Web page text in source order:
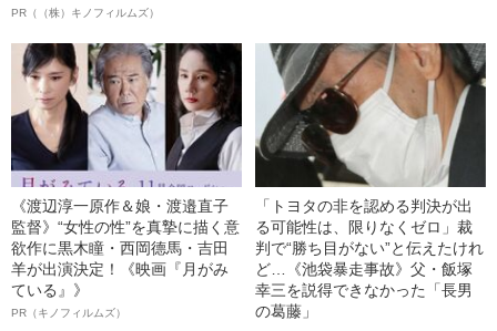
PR（（株）キノフィルムズ）
《渡辺淳一原作＆娘・渡邉直子
監督》“女性の性”を真摯に描く意
欲作に黒木瞳・西岡德馬・吉田
羊が出演決定！《映画『月がみ
ている』》
PR（キノフィルムズ）
「トヨタの非を認める判決が出
る可能性は、限りなくゼロ」裁
判で“勝ち目がない”と伝えたけれ
ど…《池袋暴走事故》父・飯塚
幸三を説得できなかった「長男
の葛藤」